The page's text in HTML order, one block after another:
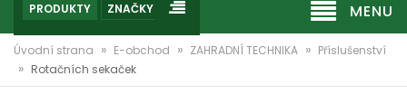
MENU
PRODUKTY ZNAČKY
Úvodní strana » E-obchod » ZAHRADNÍ TECHNIKA » Příslušenství
» Rotačních sekaček